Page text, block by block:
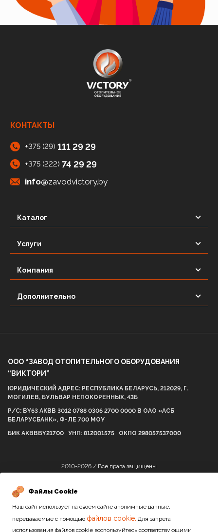
Каталог
Услуги
Компания
Дополнительно
КОНТАКТЫ
+375 (29) 111 29 29
+375 (222) 74 29 29
info@zavodvictory.by
ООО “ЗАВОД ОТОПИТЕЛЬНОГО ОБОРУДОВАНИЯ
“ВИКТОРИ”
ЮРИДИЧЕСКИЙ АДРЕС: РЕСПУБЛИКА БЕЛАРУСЬ, 212029, Г.
МОГИЛЕВ, БУЛЬВАР НЕПОКОРЕННЫХ, 43Б
Р/С: BY63 AKBB 3012 0788 0306 2700 0000 В ОАО «АСБ
БЕЛАРУСБАНК», Ф-ЛЕ 700 МОУ
БИК AKBBBY21700 УНП: 812001575 ОКПО 298057537000
2010-2026 / Все права защищены
Сайт разработан студией
Файлы Cookie
Наш сайт использует на своем сайте анонимные данные,
передаваемые с помощью файлов cookie. Для запрета
использования файлов cookie воспользуйтесь соответствующими